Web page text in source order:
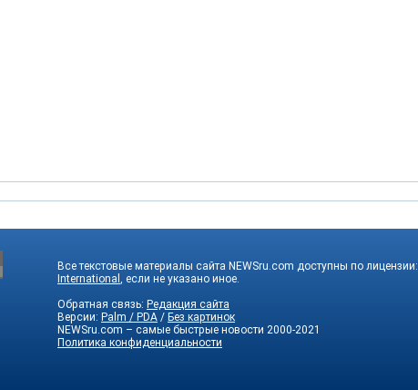
Все текстовые материалы сайта NEWSru.com доступны по лицензии:
International , если не указано иное.
Обратная связь: Редакция сайта
Версии: Palm / PDA / Без картинок
NEWSru.com – самые быстрые новости 2000-2021
Политика конфиденциальности